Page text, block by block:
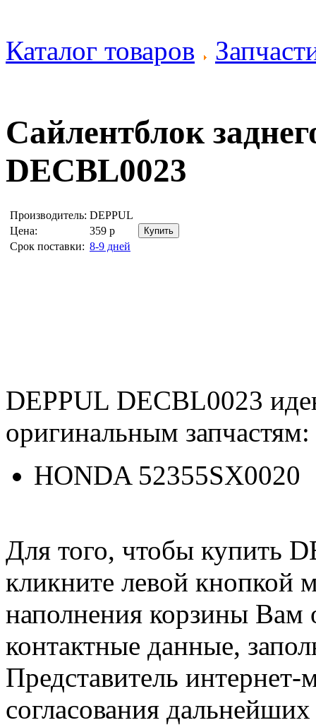
Каталог товаров
Сайлентблок
DECBL0023
Производитель: DEPPUL
Цена:
359 р
Срок поставки: 8-9 дней
DEPPUL DECBL0023
оригинальным запчастям:
HONDA 52355SX0020
Для того, чтобы купить
кликните левой
наполнения корзины Вам
контактные данные,
Представитель
согласования